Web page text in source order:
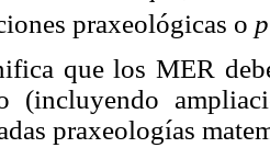
praxeológicas o
que los MER
(incluyendo
praxeologías